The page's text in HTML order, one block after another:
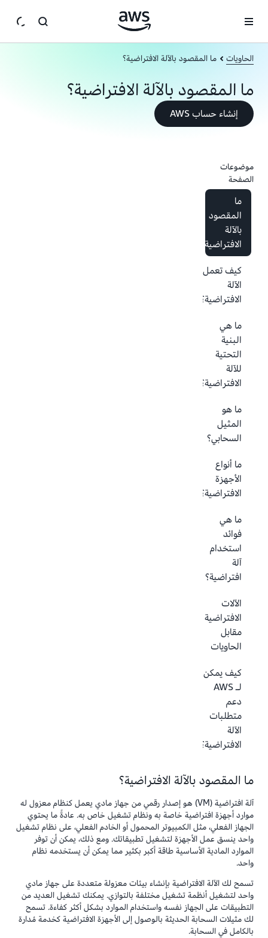
الحاويات ما المقصود بالآلة الافتراضية؟
ما المقصود بالآلة الافتراضية؟
إنشاء حساب AWS
موضوعات
الصفحة
ما
المقصود
بالآلة
الافتراضية؟
كيف تعمل
الآلة
الافتراضية؟
ما هي
البنية
التحتية
للآلة
الافتراضية؟
ما هو
المثيل
السحابي؟
ما أنواع
الأجهزة
الافتراضية؟
ما هي
فوائد
استخدام
آلة
افتراضية؟
الآلات
الافتراضية
مقابل
الحاويات
كيف يمكن
لـ AWS
دعم
متطلبات
الآلة
الافتراضية؟
ما المقصود بالآلة الافتراضية؟
آلة افتراضية (VM) هو إصدار رقمي من جهاز مادي يعمل كنظام معزول له
موارد أجهزة افتراضية خاصة به ونظام تشغيل خاص به. عادةً ما يحتوي
الجهاز الفعلي، مثل الكمبيوتر المحمول أو الخادم الفعلي، على نظام تشغيل
واحد ينسق عمل الأجهزة لتشغيل تطبيقاتك. ومع ذلك، يمكن أن توفر
الموارد المادية الأساسية طاقة أكبر بكثير مما يمكن أن يستخدمه نظام
واحد.
تسمح لك الآلة الافتراضية بإنشاء بيئات معزولة متعددة على جهاز مادي
واحد لتشغيل أنظمة تشغيل مختلفة بالتوازي. يمكنك تشغيل العديد من
التطبيقات على الجهاز نفسه واستخدام الموارد بشكل أكثر كفاءة. تسمح
لك مثيلات السحابة الحديثة بالوصول إلى الأجهزة الافتراضية كخدمة مُدارة
بالكامل في السحابة.